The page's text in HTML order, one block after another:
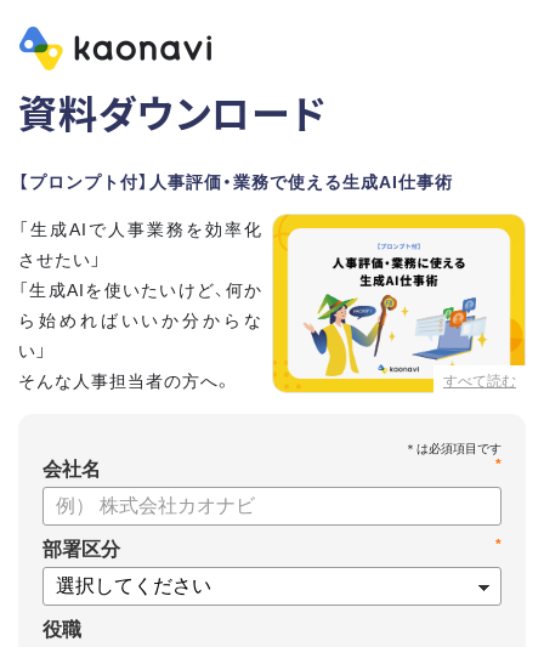
資料ダウンロード
【プロンプト付】人事評価・業務で使える生成AI仕事術
すべて読む
「生成AIで人事業務を効率化
させたい」
「生成AIを使いたいけど、何か
ら始めればいいか分からな
い」
そんな人事担当者の方へ。
本資料では、人事担当者300名の実態調査をもとに現場ですぐ
に役立つ生成AI活用術を紹介しています。
生成AI利用時のポイントや注意事項もまとめているため、これ
から始める方も安心です。評価シートフォーマットの作成や素
案の生成など、コピペで使えるプロンプトも収録！
生成AIを「壁打ち相手」や「作業アシスタント」にして、明日か
らの人事業務を効率化してみませんか？
*
会社名
*
部署区分
役職